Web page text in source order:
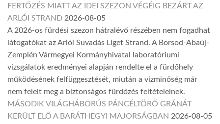
FERTŐZÉS MIATT AZ IDEI SZEZON VÉGÉIG BEZÁRT AZ
ARLÓI STRAND 2026-08-05
A 2026-os fürdési szezon hátralévő részében nem fogadhat
látogatókat az Arlói Suvadás Liget Strand. A Borsod-Abaúj-
Zemplén Vármegyei Kormányhivatal laboratóriumi
vizsgálatok eredményei alapján rendelte el a fürdőhely
működésének felfüggesztését, miután a vízminőség már
nem felelt meg a biztonságos fürdőzés feltételeinek.
MÁSODIK VILÁGHÁBORÚS PÁNCÉLTÖRŐ GRÁNÁT
KERÜLT ELŐ A BARÁTHEGYI MAJORSÁGBAN 2026-08-05